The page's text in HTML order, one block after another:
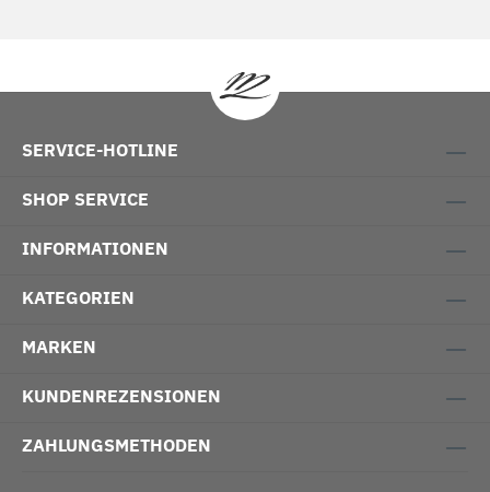
SERVICE-HOTLINE
SHOP SERVICE
INFORMATIONEN
KATEGORIEN
MARKEN
KUNDENREZENSIONEN
ZAHLUNGSMETHODEN